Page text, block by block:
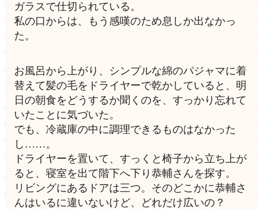
ガラスで仕切られている。
私の口からは、もう感嘆のため息しか出なかっ
た。
お風呂から上がり、シンプルな綿のパジャマに着
替えて髪の毛をドライヤーで乾かしていると、明
日の朝食をどうするか聞くのを、すっかり忘れて
いたことに気づいた。
でも、冷蔵庫の中に調理できるものはなかった
し……。
ドライヤーを置いて、すっくと椅子から立ち上が
ると、寝室を出て階下へ下り恭輔さんを探す。
リビングにあるドアは三つ。そのどこかに恭輔さ
んはいるに違いないけど、どれだけ広いの？